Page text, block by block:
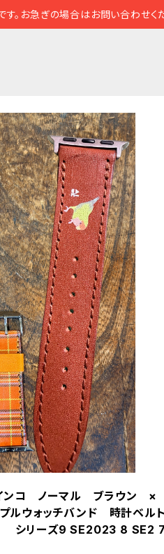
。お急ぎの場合はお問い合わせく
ンコ ノーマル ブラウン
ウォッチバンド 時計ベル
リーズ9 SE2023 8 SE2